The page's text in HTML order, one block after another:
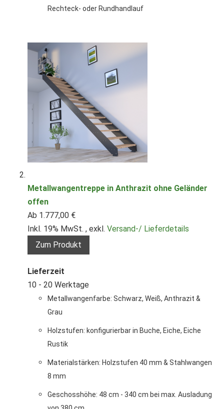
Rechteck- oder Rundhandlauf
Metallwangentreppe in Anthrazit ohne Geländer
offen
Ab 1.777,00 €
Inkl. 19% MwSt. , exkl. Versand-/ Lieferdetails
Zum Produkt
Lieferzeit
10 - 20 Werktage
Metallwangenfarbe: Schwarz, Weiß, Anthrazit &
Grau
Holzstufen: konfigurierbar in Buche, Eiche, Eiche
Rustik
Materialstärken: Holzstufen 40 mm & Stahlwangen
8 mm
Geschosshöhe: 48 cm - 340 cm bei max. Ausladung